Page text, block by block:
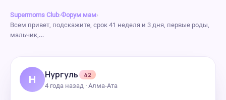
Supermoms Club›Форум мам›
Всем привет, подскажите, срок 41 неделя и 3 дня, первые роды,
мальчик,…
Н Нургуль
42
4 года назад · Алма-Ата